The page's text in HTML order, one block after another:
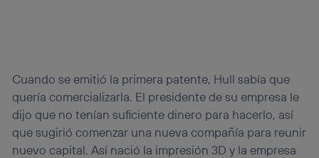
Cuando se emitió la primera patente, Hull sabía que
quería comercializarla. El presidente de su empresa le
dijo que no tenían suficiente dinero para hacerlo, así
que sugirió comenzar una nueva compañía para reunir
nuevo capital. Así nació la impresión 3D y la empresa
el marketing o análisis se realizará en función de las
actividades de navegación de los miembros del hogar
que hayan dado su consentimiento.
Si utilizasdatos móviles , el marketing será más
personalizado, ya que se basará únicamente en la
navegación del usuario del móvil.